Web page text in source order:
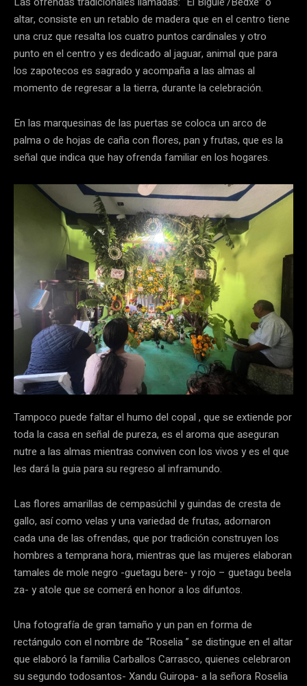
altar, consiste en un retablo de madera que en el centro tiene
una cruz que resalta los cuatro puntos cardinales y otro
punto en el centro y es dedicado al jaguar, animal que para
los zapotecos es sagrado y acompaña a las almas al
momento de regresar a la tierra, durante la celebración.
En las marquesinas de las puertas se coloca un arco de
palma o de hojas de caña con flores, pan y frutas, que es la
señal que indica que hay ofrenda familiar en los hogares.
Tampoco puede faltar el humo del copal , que se extiende por
toda la casa en señal de pureza, es el aroma que aseguran
nutre a las almas mientras conviven con los vivos y es el que
les dará la guia para su regreso al inframundo.
Las flores amarillas de cempasúchil y guindas de cresta de
gallo, así como velas y una variedad de frutas, adornaron
cada una de las ofrendas, que por tradición construyen los
hombres a temprana hora, mientras que las mujeres elaboran
tamales de mole negro -guetagu bere- y rojo – guetagu beela
za- y atole que se comerá en honor a los difuntos.
Una fotografía de gran tamaño y un pan en forma de
rectángulo con el nombre de “Roselia ” se distingue en el altar
que elaboró la familia Carballos Carrasco, quienes celebraron
su segundo todosantos- Xandu Guiropa- a la señora Roselia